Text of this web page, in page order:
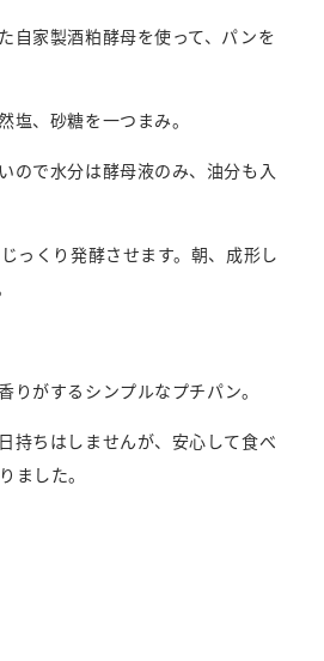
自家製酒粕酵母を使って、パンを
塩、砂糖を一つまみ。
ので水分は酵母液のみ、油分も入
っくり発酵させます。朝、成形し
りがするシンプルなプチパン。
持ちはしませんが、安心して食べ
ました。